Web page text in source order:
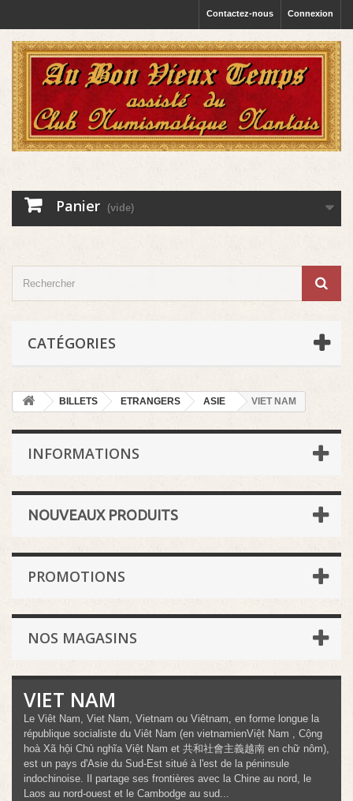
Connexion
Contactez-nous
Panier (vide)
CATÉGORIES
BILLETS ETRANGERS ASIE VIET NAM
INFORMATIONS
NOUVEAUX PRODUITS
PROMOTIONS
NOS MAGASINS
VIET NAM
Le Viêt Nam, Viet Nam, Vietnam ou Viêtnam, en forme longue la
république socialiste du Viêt Nam (en vietnamienViệt Nam , Cộng
hoà Xã hội Chủ nghĩa Việt Nam et 共和社會主義越南 en chữ nôm),
est un pays d'Asie du Sud-Est situé à l'est de la péninsule
indochinoise. Il partage ses frontières avec la Chine au nord, le
Laos au nord-ouest et le Cambodge au sud...